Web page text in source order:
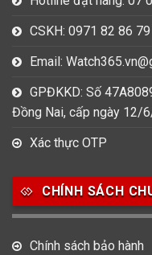
107
37-39mm
42mm
10
48-52mm
Thẻ sản phẩm
CSKH: 0971 82 86 79
Email:
GPĐKKD: Số
Đồng Nai, cấp ngày 12/
Xác thực OTP
CHÍNH SÁCH
Chính sách bảo hành